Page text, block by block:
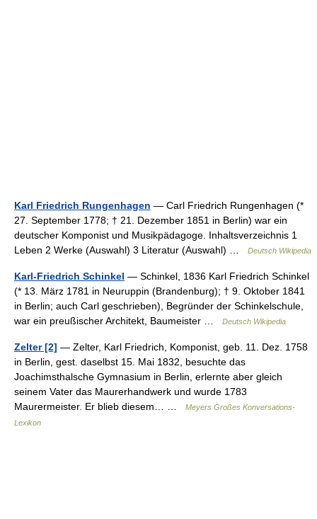
Karl Friedrich Rungenhagen — Carl Friedrich Rungenhagen (*
27. September 1778; † 21. Dezember 1851 in Berlin) war ein
deutscher Komponist und Musikpädagoge. Inhaltsverzeichnis 1
Leben 2 Werke (Auswahl) 3 Literatur (Auswahl) …
Deutsch Wikipedia
Karl-Friedrich Schinkel — Schinkel, 1836 Karl Friedrich Schinkel
(* 13. März 1781 in Neuruppin (Brandenburg); † 9. Oktober 1841
in Berlin; auch Carl geschrieben), Begründer der Schinkelschule,
war ein preußischer Architekt, Baumeister …
Deutsch Wikipedia
Zelter [2] — Zelter, Karl Friedrich, Komponist, geb. 11. Dez. 1758
in Berlin, gest. daselbst 15. Mai 1832, besuchte das
Joachimsthalsche Gymnasium in Berlin, erlernte aber gleich
seinem Vater das Maurerhandwerk und wurde 1783
Maurermeister. Er blieb diesem… …
Meyers Großes Konversations-
Lexikon